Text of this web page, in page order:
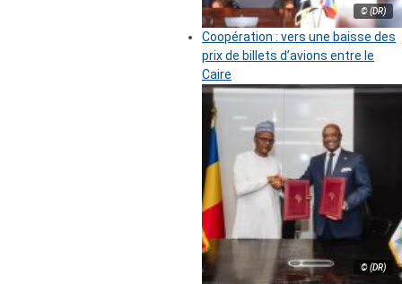
© (DR)
Coopération : vers une baisse des
prix de billets d’avions entre le
Caire
© (DR)